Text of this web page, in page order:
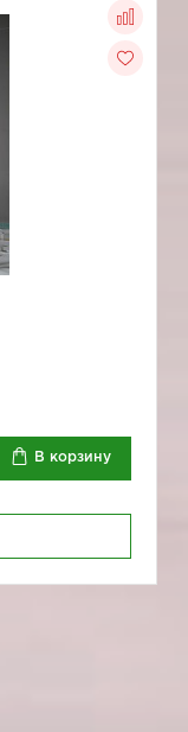
В корзину